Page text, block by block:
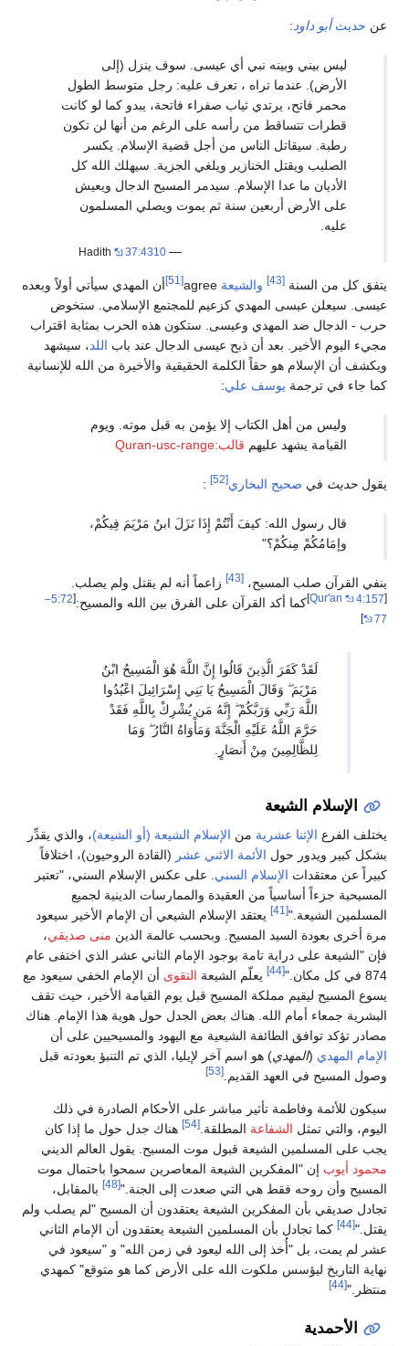
عن حديث أبو داود:
ليس بيني وبينه نبي أي عيسى. سوف ينزل (إلى
الأرض). عندما تراه ، تعرف عليه: رجل متوسط ​​الطول
محمر فاتح، يرتدي ثياب صفراء فاتحة، يبدو كما لو كانت
قطرات تتساقط من رأسه على الرغم من أنها لن تكون
رطبة. سيقاتل الناس من أجل قضية الإسلام. يكسر
الصليب ويقتل الخنازير ويلغي الجزية. سيهلك الله كل
الأديان ما عدا الإسلام. سيدمر المسيح الدجال ويعيش
على الأرض أربعين سنة ثم يموت ويصلي المسلمون
عليه.
—
Hadith 37:4310
يتفق كل من السنة [43] والشيعة [51]
أن المهدي سيأتي أولاً وبعده
عيسى. سيعلن عيسى المهدي كزعيم للمجتمع الإسلامي. ستخوض
حرب - الدجال ضد المهدي وعيسى. ستكون هذه الحرب بمثابة اقتراب
مجيء اليوم الأخير. بعد أن ذبح عيسى الدجال عند باب اللد، سيشهد
ويكشف أن الإسلام هو حقاً الكلمة الحقيقية والأخيرة من الله للإنسانية
كما جاء في ترجمة يوسف علي:
وليس من أهل الكتاب إلا يؤمن به قبل موته. ويوم
القيامة يشهد عليهم قالب:Quran-usc-range
يقول حديث في صحيح البخاري[52]
:
قال رسول الله: كيفَ أَنْتُمْ إِذَا نَزَلَ ابنُ مَرْيَمَ فِيكُمْ،
وإمَامُكُمْ مِنكُمْ؟"
ينفي القرآن صلب المسيح، [43] زاعماً أنه لم يقتل ولم يصلب.
[
Qur'an 4:157
]كما أكد القرآن على الفرق بين الله والمسيح:[
5:72–
77
]
لَقَدْ كَفَرَ الَّذِينَ قَالُوا إِنَّ اللَّهَ هُوَ الْمَسِيحُ ابْنُ
مَرْيَمَ ۖ وَقَالَ الْمَسِيحُ يَا بَنِي إِسْرَائِيلَ اعْبُدُوا
اللَّهَ رَبِّي وَرَبَّكُمْ ۖ إِنَّهُ مَن يُشْرِكْ بِاللَّهِ فَقَدْ
حَرَّمَ اللَّهُ عَلَيْهِ الْجَنَّةَ وَمَأْوَاهُ النَّارُ ۖ وَمَا
لِلظَّالِمِينَ مِنْ أَنصَارٍ.
الإسلام الشيعة
يختلف الفرع الإثنا عشرية من الإسلام الشيعة (أو الشيعة)، والذي يقدِّر
بشكل كبير ويدور حول الأئمة الاثني عشر (القادة الروحيون)، اختلافاً
كبيراً عن معتقدات الإسلام السني . على عكس الإسلام السني، "تعتبر
المسيحية جزءاً أساسياً من العقيدة والممارسات الدينية لجميع
المسلمين الشيعة."[41]
يعتقد الإسلام الشيعي أن الإمام الأخير سيعود
مرة أخرى بعودة السيد المسيح. وبحسب عالمة الدين منى صديقي،
فإن "الشيعة على دراية تامة بوجود الإمام الثاني عشر الذي اختفى عام
874 في كل مكان."
[44] يعلّم الشيعة التقوى أن الإمام الخفي سيعود مع
يسوع المسيح ليقيم مملكة المسيح قبل يوم القيامة الأخير، حيث تقف
البشرية جمعاء أمام الله. هناك بعض الجدل حول هوية هذا الإمام. هناك
مصادر تؤكد توافق الطائفة الشيعية مع اليهود والمسيحيين على أن
الإمام المهدي (المهدي) هو اسم آخر لإيليا، الذي تم التنبؤ بعودته قبل
وصول المسيح في العهد القديم. [53]
سيكون للأئمة وفاطمة تأثير مباشر على الأحكام الصادرة في ذلك
اليوم، والتي تمثل الشفاعة المطلقة. [54]
هناك جدل حول ما إذا كان
يجب على المسلمين الشيعة قبول موت المسيح. يقول العالم الديني
محمود أيوب إن "المفكرين الشيعة المعاصرين سمحوا باحتمال موت
المسيح وأن روحه فقط هي التي صعدت إلى الجنة."[48]
بالمقابل،
تجادل صديقي بأن المفكرين الشيعة يعتقدون أن المسيح "لم يصلب ولم
يقتل."[44]
كما تجادل بأن المسلمين الشيعة يعتقدون أن الإمام الثاني
عشر لم يمت، بل "أُخذ إلى الله ليعود في زمن الله" و "سيعود في
نهاية التاريخ ليؤسس ملكوت الله على الأرض كما هو متوقع" كمهدي
منتظر."[44]
الأحمدية